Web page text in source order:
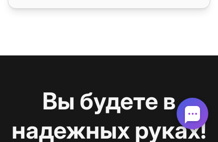
Вы будете в
надежных руках!